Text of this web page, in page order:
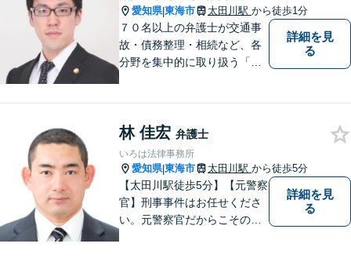
愛知県|東海市 太田川駅 から徒歩1分
７０名以上の弁護士が交通事
故・債務整理・相続など、各
分野を集中的に取り扱う「分
できるよう努めております。
詳細を見
る
林 佳宏 弁護士
いろは法律事務所
愛知県|東海市 太田川駅 から徒歩5分
【太田川駅徒歩5分】【元警察
官】刑事事件はお任せくださ
い。元警察官だからこその視
詳細を見
る